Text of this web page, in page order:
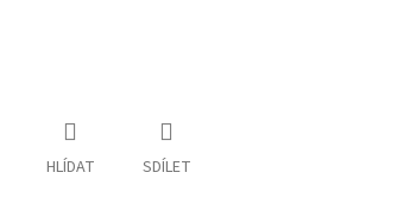
HLÍDAT SDÍLET